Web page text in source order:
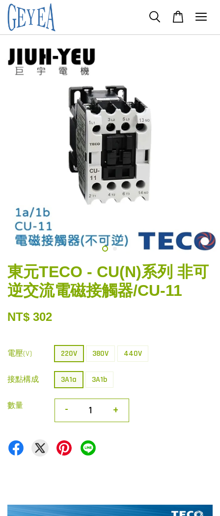
東元TECO - CU(N)系列 非可
逆交流電磁接觸器/CU-11
NT$ 302
電壓(V) 220V 380V 440V
接點構成 3A1a 3A1b
數量 - +